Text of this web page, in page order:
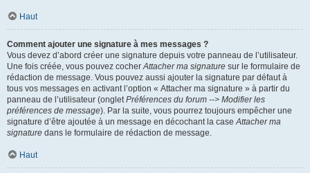
Haut
Comment ajouter une signature à mes messages ?
Vous devez d’abord créer une signature depuis votre panneau de l’utilisateur.
Une fois créée, vous pouvez cocherAttacher ma signature sur le formulaire de
rédaction de message. Vous pouvez aussi ajouter la signature par défaut à
tous vos messages en activant l’option « Attacher ma signature » à partir du
panneau de l’utilisateur (ongletPréférences du forum --> Modifier les
préférences de message). Par la suite, vous pourrez toujours empêcher une
signature d’être ajoutée à un message en décochant la caseAttacher ma
signature dans le formulaire de rédaction de message.
Haut